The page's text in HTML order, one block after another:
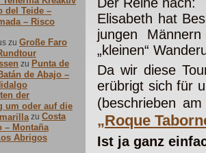
del Teide –
– Risco
zu Große Faro
zu Punta de
de Abajo –
der
um oder auf die
zu Costa
– Montaña
Abrigos
Elisabeth hat
jungen
„kleinen“
Da wir diese
erübrigt sich für
(beschrieben
„Roque
Ist ja ganz